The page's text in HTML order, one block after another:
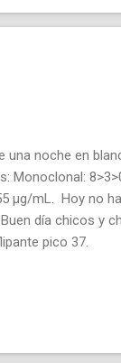
una noche en
Monoclonal:
µg/mL. Hoy no
día chicos y
pico 37.